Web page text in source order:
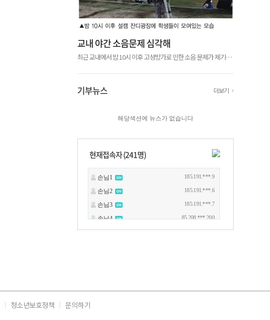
교내 야간 소음문제 심각해
최근 교내에서 밤 10시 이후 고성방가로 인한 소음 문제가 제기됐
편을 표하는 글...
기부뉴스 더보기
해당섹션에 뉴스가 없습니다
현재접속자 (241명)
청소년보호정책 문의하기